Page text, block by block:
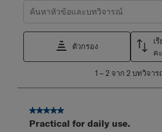
ค้นหาหัวข้อและตรวจสอบภูมิภาคการค้น
ตัวกรอง
เ
ค
2
1 –2 จาก 2 บทวิจา
5 จาก 5 ดาว
Practical for daily use.